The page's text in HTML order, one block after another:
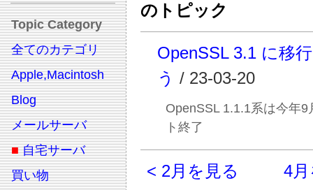
Topic Category
全てのカテゴリ
Apple,Macintosh
Blog
メールサーバ
■ 自宅サーバ
買い物
のトピック
OpenSSL 3.1 に移
う / 23-03-20
OpenSSL 1.1.1系は今年9
ト終了
< 2月を見る 4